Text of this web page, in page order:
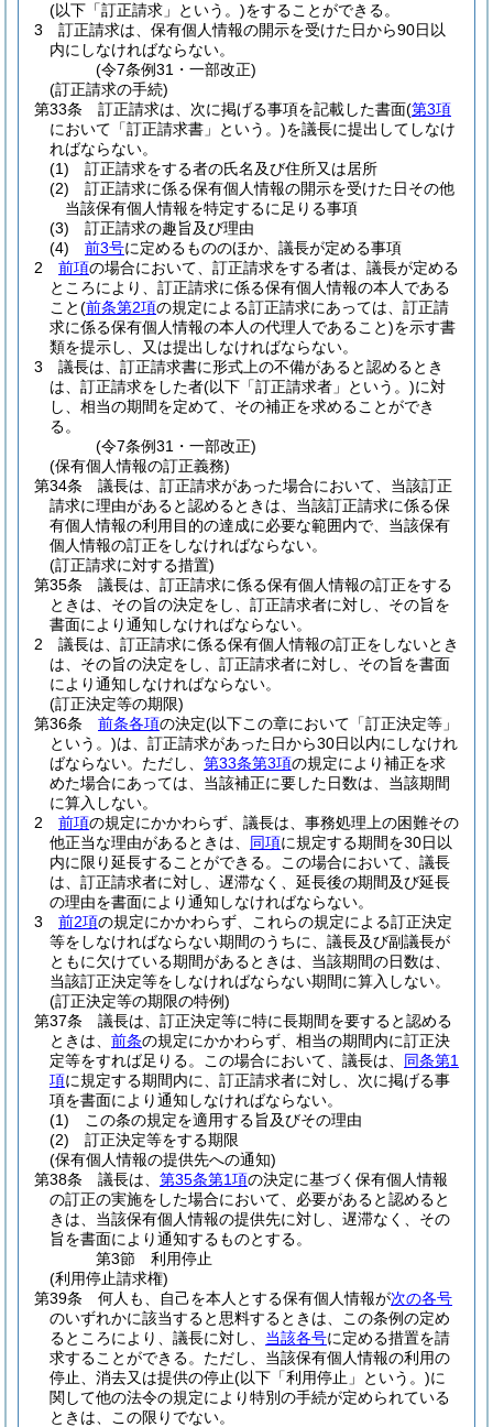
(以下「訂正請求」という。)をすることができる。
3
訂正請求は、保有個人情報の開示を受けた日から90日以
内にしなければならない。
(令7条例31・一部改正)
(訂正請求の手続)
第33条
訂正請求は、次に掲げる事項を記載した書面(第3項
において「訂正請求書」という。)を議長に提出してしなけ
ればならない。
(1)
訂正請求をする者の氏名及び住所又は居所
(2)
訂正請求に係る保有個人情報の開示を受けた日その他
当該保有個人情報を特定するに足りる事項
(3)
訂正請求の趣旨及び理由
(4)
前3号に定めるもののほか、議長が定める事項
2
前項の場合において、訂正請求をする者は、議長が定める
ところにより、訂正請求に係る保有個人情報の本人である
こと(前条第2項の規定による訂正請求にあっては、訂正請
求に係る保有個人情報の本人の代理人であること)を示す書
類を提示し、又は提出しなければならない。
3
議長は、訂正請求書に形式上の不備があると認めるとき
は、訂正請求をした者(以下「訂正請求者」という。)に対
し、相当の期間を定めて、その補正を求めることができ
る。
(令7条例31・一部改正)
(保有個人情報の訂正義務)
第34条
議長は、訂正請求があった場合において、当該訂正
請求に理由があると認めるときは、当該訂正請求に係る保
有個人情報の利用目的の達成に必要な範囲内で、当該保有
個人情報の訂正をしなければならない。
(訂正請求に対する措置)
第35条
議長は、訂正請求に係る保有個人情報の訂正をする
ときは、その旨の決定をし、訂正請求者に対し、その旨を
書面により通知しなければならない。
2
議長は、訂正請求に係る保有個人情報の訂正をしないとき
は、その旨の決定をし、訂正請求者に対し、その旨を書面
により通知しなければならない。
(訂正決定等の期限)
第36条
前条各項の決定(以下この章において「訂正決定等」
という。)は、訂正請求があった日から30日以内にしなけれ
ばならない。 ただし、 第33条第3項の規定により補正を求
めた場合にあっては、当該補正に要した日数は、当該期間
に算入しない。
2
前項の規定にかかわらず、議長は、事務処理上の困難その
他正当な理由があるときは、 同項に規定する期間を30日以
内に限り延長することができる。
この場合において、議長
は、訂正請求者に対し、遅滞なく、延長後の期間及び延長
の理由を書面により通知しなければならない。
3
前2項の規定にかかわらず、これらの規定による訂正決定
等をしなければならない期間のうちに、議長及び副議長が
ともに欠けている期間があるときは、当該期間の日数は、
当該訂正決定等をしなければならない期間に算入しない。
(訂正決定等の期限の特例)
第37条
議長は、訂正決定等に特に長期間を要すると認める
ときは、 前条の規定にかかわらず、相当の期間内に訂正決
定等をすれば足りる。
この場合において、議長は、 同条第1
項に規定する期間内に、訂正請求者に対し、次に掲げる事
項を書面により通知しなければならない。
(1)
この条の規定を適用する旨及びその理由
(2)
訂正決定等をする期限
(保有個人情報の提供先への通知)
第38条
議長は、 第35条第1項の決定に基づく保有個人情報
の訂正の実施をした場合において、必要があると認めると
きは、当該保有個人情報の提供先に対し、遅滞なく、その
旨を書面により通知するものとする。
第3節
利用停止
(利用停止請求権)
第39条
何人も、自己を本人とする保有個人情報が次の各号
のいずれかに該当すると思料するときは、この条例の定め
るところにより、議長に対し、 当該各号に定める措置を請
求することができる。 ただし、当該保有個人情報の利用の
停止、消去又は提供の停止(以下「利用停止」という。)に
関して他の法令の規定により特別の手続が定められている
ときは、この限りでない。